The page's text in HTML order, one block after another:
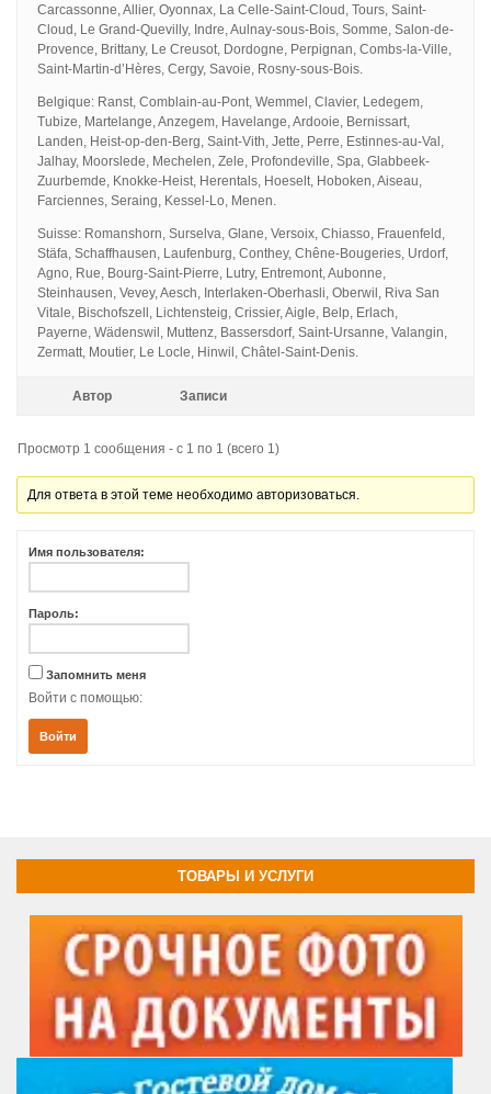
Carcassonne, Allier, Oyonnax, La Celle-Saint-Cloud, Tours, Saint-
Cloud, Le Grand-Quevilly, Indre, Aulnay-sous-Bois, Somme, Salon-de-
Provence, Brittany, Le Creusot, Dordogne, Perpignan, Combs-la-Ville,
Saint-Martin-d’Hères, Cergy, Savoie, Rosny-sous-Bois.
Belgique: Ranst, Comblain-au-Pont, Wemmel, Clavier, Ledegem,
Tubize, Martelange, Anzegem, Havelange, Ardooie, Bernissart,
Landen, Heist-op-den-Berg, Saint-Vith, Jette, Perre, Estinnes-au-Val,
Jalhay, Moorslede, Mechelen, Zele, Profondeville, Spa, Glabbeek-
Zuurbemde, Knokke-Heist, Herentals, Hoeselt, Hoboken, Aiseau,
Farciennes, Seraing, Kessel-Lo, Menen.
Suisse: Romanshorn, Surselva, Glane, Versoix, Chiasso, Frauenfeld,
Stäfa, Schaffhausen, Laufenburg, Conthey, Chêne-Bougeries, Urdorf,
Agno, Rue, Bourg-Saint-Pierre, Lutry, Entremont, Aubonne,
Steinhausen, Vevey, Aesch, Interlaken-Oberhasli, Oberwil, Riva San
Vitale, Bischofszell, Lichtensteig, Crissier, Aigle, Belp, Erlach,
Payerne, Wädenswil, Muttenz, Bassersdorf, Saint-Ursanne, Valangin,
Zermatt, Moutier, Le Locle, Hinwil, Châtel-Saint-Denis.
Автор Записи
Просмотр 1 сообщения - с 1 по 1 (всего 1)
Для ответа в этой теме необходимо авторизоваться.
Имя пользователя:
Пароль:
Запомнить меня
Войти с помощью:
Войти
ТОВАРЫ И УСЛУГИ